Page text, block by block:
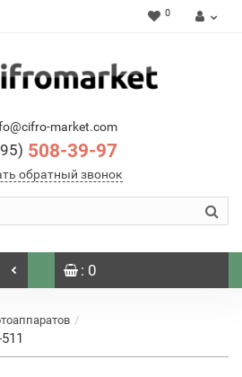
0
market.com
508-39-97
обратный звонок
: 0